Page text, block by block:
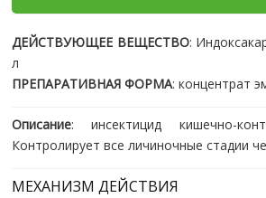
ДЕЙСТВУЮЩЕЕ ВЕЩЕСТВО:
л
ПРЕПАРАТИВНАЯ ФОРМА: концентрат
Описание: инсектицид кишечно-
Контролирует все личиночные стадии
МЕХАНИЗМ ДЕЙСТВИЯ